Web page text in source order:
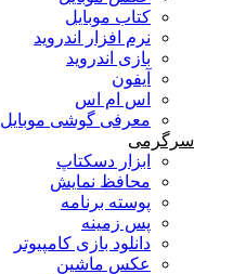
کتاب موبایل
نرم افزار اندروید
بازی اندروید
آیفون
اس ام اس
معرفی گوشی موبایل
سرگرمی
ابزار دسکتاپ
محافظ نمایش
پوسته برنامه
پس زمینه
دانلود بازی کامپیوتر
عکس ماشین